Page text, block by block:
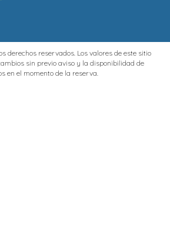
derechos reservados. Los valores de este sitio
sin previo aviso y la disponibilidad de
en el momento de la reserva.